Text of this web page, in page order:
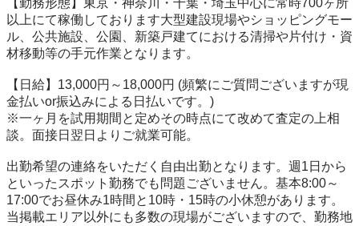
【勤務形態】東京・神奈川・千葉・埼玉中心に常時700ヶ所
以上にて稼働しております大型建設現場やショッピングモー
ル、公共施設、公園、新築戸建てにおける清掃や片付け・資
材移動等の手元作業となります。
【日給】13,000円～18,000円 (頻繁にご質問ございますが現
金払いor振込みによる日払いです。)
※一ヶ月を試用期間と定めその時点にて改めて査定の上相
談。面接日翌日よりご就業可能。
出勤希望の連絡をいただく自由出勤となります。週1日から
といったスポット勤務でも問題ございません。基本8:00～
17:00でお昼休み1時間と10時・15時の小休憩があります。
当掲載エリア以外にも多数の現場がございますので、勤務地